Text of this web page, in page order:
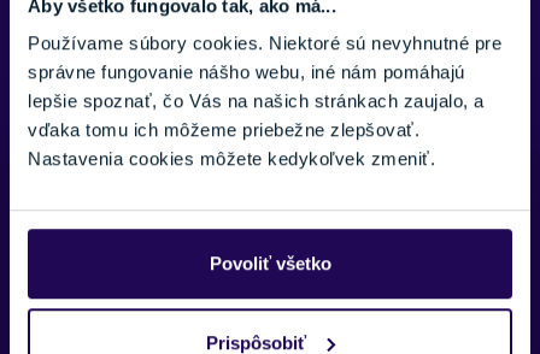
Aby všetko fungovalo tak, ako má...
Používame súbory cookies. Niektoré sú nevyhnutné pre
správne fungovanie nášho webu, iné nám pomáhajú
lepšie spoznať, čo Vás na našich stránkach zaujalo, a
vďaka tomu ich môžeme priebežne zlepšovať.
Nastavenia cookies môžete kedykoľvek zmeniť.
Povoliť všetko
Prispôsobiť
Potrebujete viac informácii? Sme tu